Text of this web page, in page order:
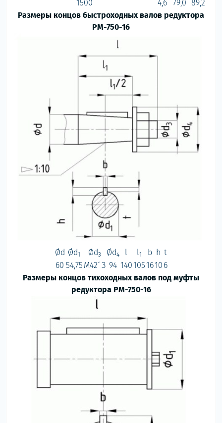
1500
4,6 79,0 89,2
Размеры концов быстроходных валов редуктора
РМ-750-16
Ød Ød1 Ød3 Ød4 l l1 b h t
60 54,75 М42´ З 94 1401051610 6
Размеры концов тихоходных валов под муфты
редуктора РМ-750-16